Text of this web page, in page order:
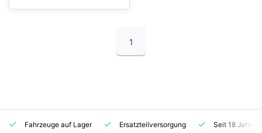
1
Fahrzeuge auf Lager Ersatzteilversorgung Seit 18